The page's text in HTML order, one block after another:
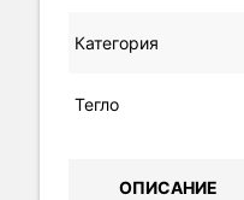
Категория
Тегло
ОПИСАНИЕ